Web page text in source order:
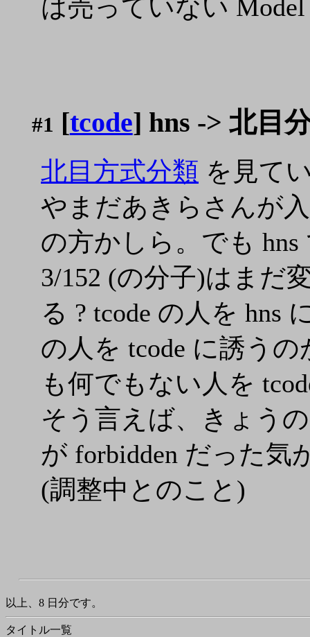
は売っていない
#1 [tcode] hns -> 北目
北目方式分類 を見て
やまだあきらさんが
の方かしら。でも
3/152 (の分子)はまだ
る ? tcode の人を hns
の人を tcode に誘う
も何でもない人を
そう言えば、きょう
が forbidden だった気
(調整中とのこと)
以上、8 日分です。
タイトル一覧